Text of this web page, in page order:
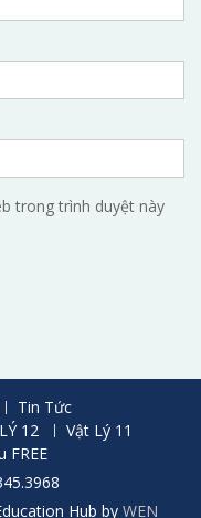
trong trình duyệt này
Tin Tức
12
Vật Lý 11
FREE
Hub by WEN